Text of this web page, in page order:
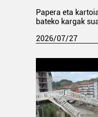
Papera eta
bateko kargak
2026/07/27